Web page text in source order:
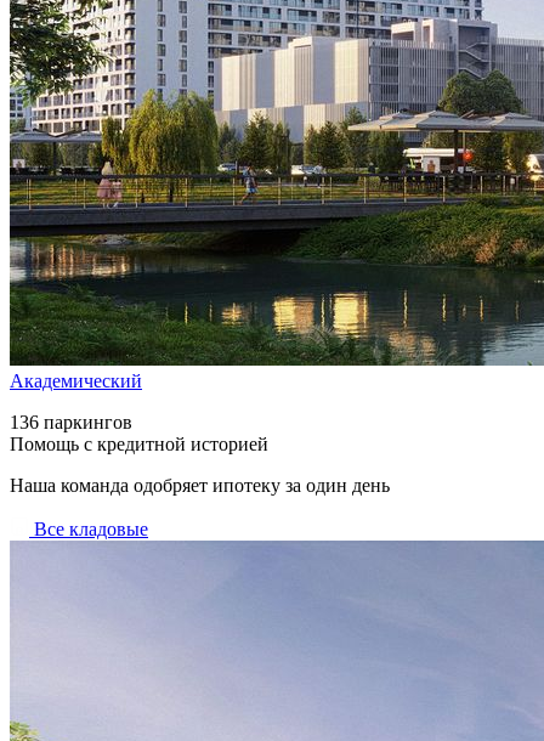
Академический
136 паркингов
Помощь с кредитной историей
Наша команда одобряет ипотеку за один день
Все кладовые